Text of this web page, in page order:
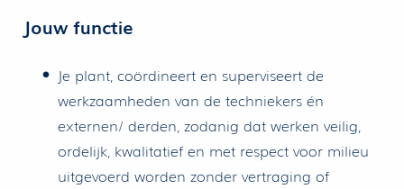
Jouw functie
Je plant, coördineert en superviseert de
werkzaamheden van de techniekers én
externen/ derden, zodanig dat werken veilig,
ordelijk, kwalitatief en met respect voor milieu
uitgevoerd worden zonder vertraging of